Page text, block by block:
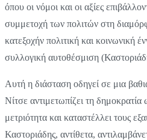
όπου οι νόμοι και οι αξίες
συμμετοχή των πολιτών στη
κατεξοχήν πολιτική και κοινωνική
συλλογική αυτοθέσμιση
Αυτή η διάσταση οδηγεί σε μια
Νίτσε αντιμετωπίζει τη
μετριότητα και καταστέλλει τους
Καστοριάδης, αντίθετα,